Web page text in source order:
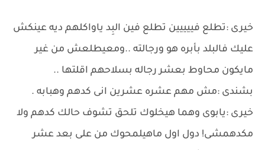
خيرى :تطلع فييييين تطلع فين البِد ياواكلهم ديه عينكش
عليك فالبلد بأبره هو ورجالته ..ومعيطلعش من غير
مايكون محاوط بعشر رجاله بسلاحهم اقلتها ..
بشندى :مش مهم عشره عشرين انى كدهم وهبابه .
خيرى :يابوى وهما هيخلوك تلحق تشوف حالك كدهم ولا
مكدهمشى! دول اول ماهيلمحوك من على بعد عشر